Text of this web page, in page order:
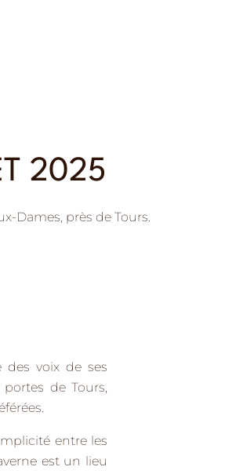
2025
Dames, près de Tours.
des voix de ses
portes deTours
entre les
est un lieu